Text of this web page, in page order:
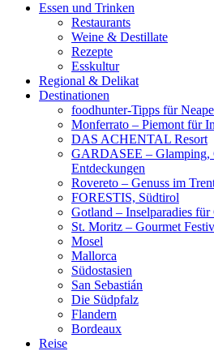
Essen und Trinken
Restaurants
Weine & Destillate
Rezepte
Esskultur
Regional & Delikat
Destinationen
foodhunter-Tipps für
Monferrato – Piemont für
DAS ACHENTAL Resort
GARDASEE – Glamping,
Entdeckungen
Rovereto – Genuss im
FORESTIS, Südtirol
Gotland – Inselparadies für
St. Moritz – Gourmet
Mosel
Mallorca
Südostasien
San Sebastián
Die Südpfalz
Flandern
Bordeaux
Reise